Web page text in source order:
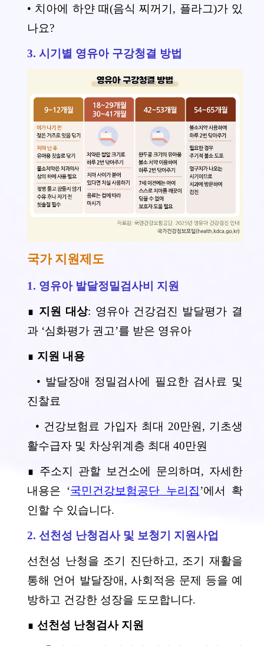
• 치아에 하얀 때(음식 찌꺼기, 플라그)가 있
나요?
3. 시기별 영유아 구강청결 방법
국가 지원제도
1. 영유아 발달정밀검사비 지원
∎ 지원 대상: 영유아 건강검진 발달평가 결
과 ‘심화평가 권고’를 받은 영유아
∎ 지원 내용
• 발달장애 정밀검사에 필요한 검사료 및
진찰료
• 건강보험료 가입자 최대 20만원, 기초생
활수급자 및 차상위계층 최대 40만원
∎ 주소지 관할 보건소에 문의하며, 자세한
내용은 ‘국민건강보험공단 누리집’에서 확
인할 수 있습니다.
2. 선천성 난청검사 및 보청기 지원사업
선천성 난청을 조기 진단하고, 조기 재활을
통해 언어 발달장애, 사회적응 문제 등을 예
방하고 건강한 성장을 도모합니다.
∎선천성 난청검사 지원